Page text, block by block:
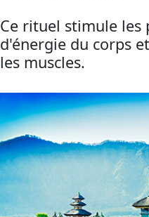
Ce rituel stimule
d'énergie du corps
les muscles.